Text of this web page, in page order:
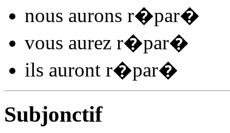
nous aurons r�par�
vous aurez r�par�
ils auront r�par�
Subjonctif